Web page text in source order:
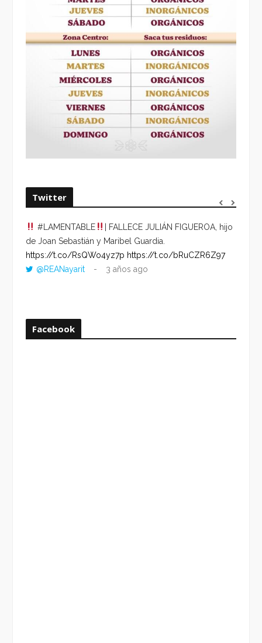
Twitter
#LAMENTABLE
| FALLECE JULIÁN FIGUEROA, hijo
de Joan Sebastián y Maribel Guardia.
https://t.co/RsQWo4yz7p https://t.co/bRuCZR6Z97
@REANayarit
3 años ago
Facebook